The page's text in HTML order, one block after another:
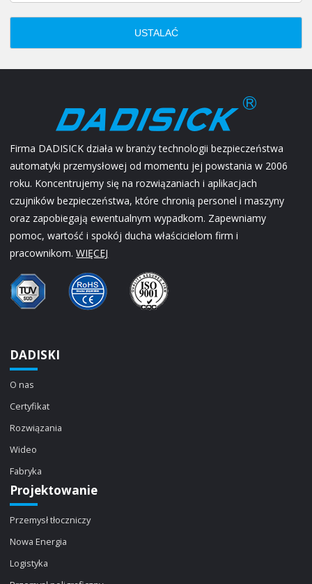
USTALAĆ
Firma DADISICK działa w branży technologii bezpieczeństwa
automatyki przemysłowej od momentu jej powstania w 2006
roku. Koncentrujemy się na rozwiązaniach i aplikacjach
czujników bezpieczeństwa, które chronią personel i maszyny
oraz zapobiegają ewentualnym wypadkom. Zapewniamy
pomoc, wartość i spokój ducha właścicielom firm i
pracownikom.WIĘCEJ
DADISKI
O nas
Certyfikat
Rozwiązania
Wideo
Fabryka
Projektowanie
Przemysł tłoczniczy
Nowa Energia
Logistyka